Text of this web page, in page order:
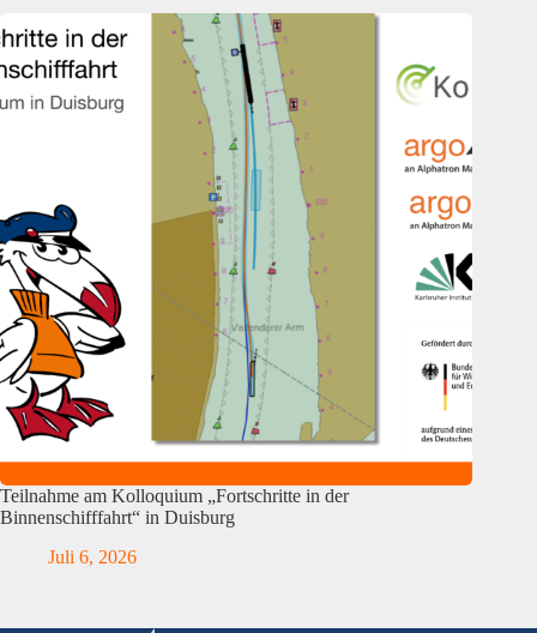
Teilnahme am Kolloquium „Fortschritte in der
Binnenschifffahrt“ in Duisburg
Juli 6, 2026